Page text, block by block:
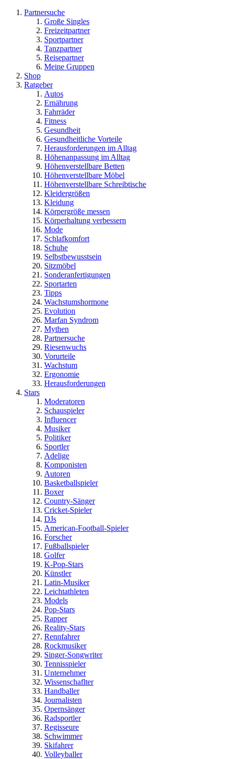
Partnersuche
Große Singles
Freizeitpartner
Sportpartner
Tanzpartner
Reisepartner
Meine Gruppen
Shop
Ratgeber
Autos
Ernährung
Fahrräder
Fitness
Gesundheit
Gesundheitliche Vorteile
Herausforderungen im Alltag
Höhenanpassung im Alltag
Höhenverstellbare Betten
Höhenverstellbare Möbel
Höhenverstellbare Schreibtische
Kleidergrößen
Kleidung
Körpergröße messen
Körperhaltung verbessern
Mode
Schlafkomfort
Schuhe
Selbstbewusstsein
Sitzmöbel
Sonderanfertigungen
Sportarten
Tipps
Wachstumshormone
Evolution
Marfan Syndrom
Mythen
Partnersuche
Riesenwuchs
Vorurteile
Wachstum
Ergonomie
Herausforderungen
Stars
Moderatoren
Schauspieler
Influencer
Musiker
Politiker
Sportler
Adelige
Komponisten
Autoren
Basketballspieler
Boxer
Country-Sänger
Cricket-Spieler
DJs
American-Football-Spieler
Forscher
Fußballspieler
Golfer
K-Pop-Stars
Künstler
Latin-Musiker
Leichtathleten
Models
Pop-Stars
Rapper
Reality-Stars
Rennfahrer
Rockmusiker
Singer-Songwriter
Tennisspieler
Unternehmer
Wissenschaflter
Handballer
Journalisten
Opernsänger
Radsportler
Regisseure
Schwimmer
Skifahrer
Volleyballer